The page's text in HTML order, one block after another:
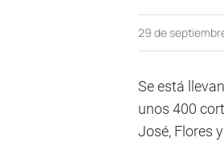
29 de
Se está
unos 400
José, Flores